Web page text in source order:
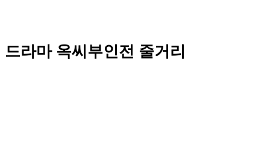
드라마 옥씨부인전 줄거리